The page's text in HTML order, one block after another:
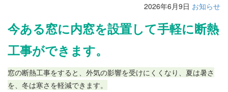
2026年6月9日 お知らせ
今ある窓に内窓を設置して手軽に断熱
工事ができます。
窓の断熱工事をすると、外気の影響を受けにくくなり、夏は暑さ
を、冬は寒さを軽減できます。